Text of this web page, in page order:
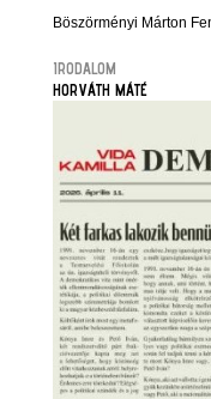
Böszörményi Márton
IRODALOM
HORVÁTH MÁTÉ